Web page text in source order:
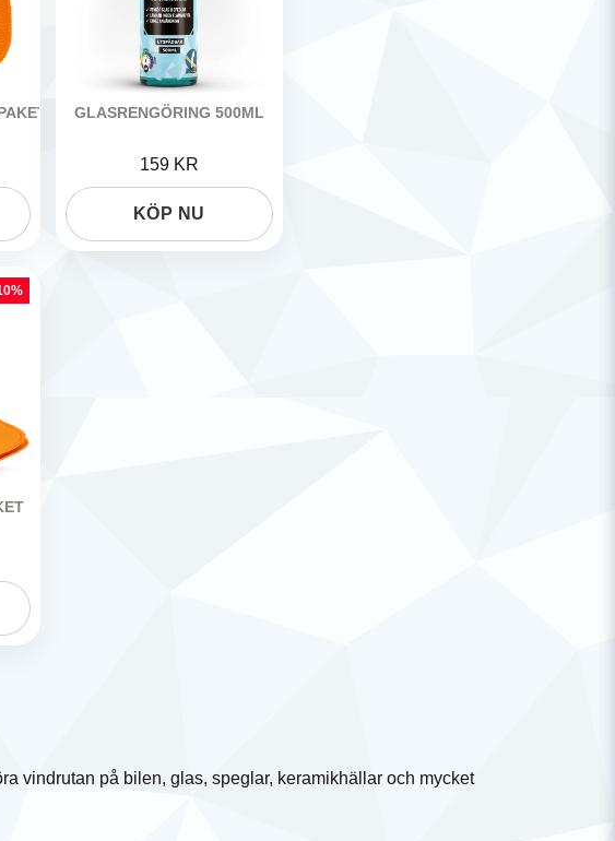
GÖRDETMEDRW
GLASRENGÖRING 500ML
159 KR
KÖP NU
vindrutan på bilen, glas, speglar, keramikhällar och mycket